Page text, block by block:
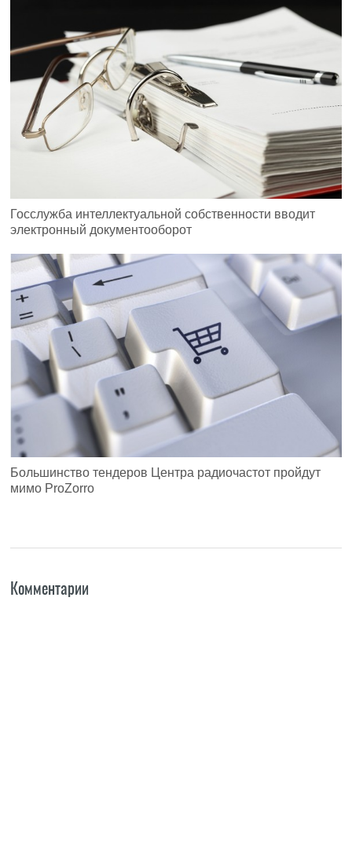
Госслужба интеллектуальной собственности вводит
электронный документооборот
Большинство тендеров Центра радиочастот пройдут
мимо ProZorro
Комментарии